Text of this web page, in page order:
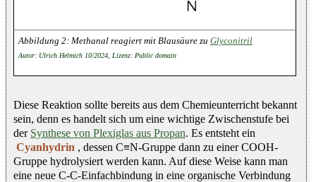
Methanal reagiert mit Blausäure zu Glyconitril
Autor: Ulrich Helmich 10/2024, Lizenz: Public domain
Diese Reaktion sollte bereits aus dem Chemieunterricht bekannt
sein, denn es handelt sich um eine wichtige Zwischenstufe bei
der Synthese von Plexiglas aus Propan. Es entsteht ein
Cyanhydrin , dessen C≡N-Gruppe dann zu einer COOH-
Gruppe hydrolysiert werden kann. Auf diese Weise kann man
eine neue C-C-Einfachbindung in eine organische Verbindung